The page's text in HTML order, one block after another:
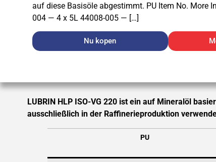
auf diese Basisöle abgestimmt. PU Item No. More
004 — 4 x 5L 44008-005 — […]
Nu kopen
LUBRIN HLP ISO-VG 220 ist ein auf Mineralöl
ausschließlich in der Raffinerieproduktion
PU